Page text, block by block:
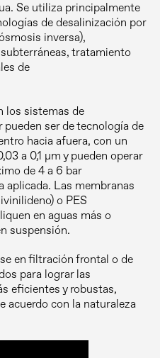
Se utiliza principalmente
de desalinización por
inversa),
tratamiento
de
los sistemas de
ser de tecnología de
hacia afuera, con un
a 0,1 µm y pueden operar
de 4 a 6 bar
aplicada. Las membranas
o PES
en aguas más o
suspensión.
en filtración frontal o de
para lograr las
eficientes y robustas,
acuerdo con la naturaleza